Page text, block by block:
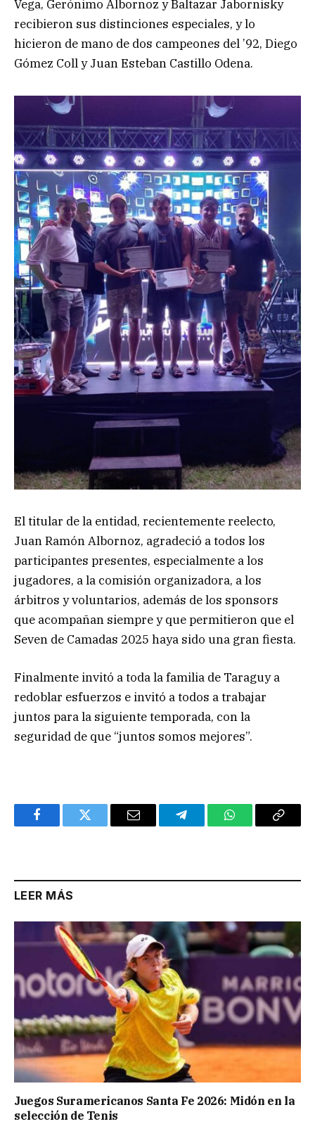
Vega, Gerónimo Albornoz y Baltazar Jabornisky
recibieron sus distinciones especiales, y lo
hicieron de mano de dos campeones del ’92, Diego
Gómez Coll y Juan Esteban Castillo Odena.
El titular de la entidad, recientemente reelecto,
Juan Ramón Albornoz, agradeció a todos los
participantes presentes, especialmente a los
jugadores, a la comisión organizadora, a los
árbitros y voluntarios, además de los sponsors
que acompañan siempre y que permitieron que el
Seven de Camadas 2025 haya sido una gran fiesta.
Finalmente invitó a toda la familia de Taraguy a
redoblar esfuerzos e invitó a todos a trabajar
juntos para la siguiente temporada, con la
seguridad de que “juntos somos mejores”.
FacebookTwitter Email TelegramWhatsAppCopy
LEER MÁS
Juegos Suramericanos Santa Fe 2026: Midón en la
selección de Tenis